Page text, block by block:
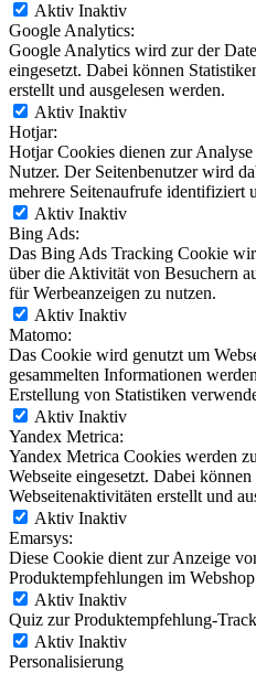
Aktiv Inaktiv
Google Analytics:
Google Analytics wird zur der
eingesetzt. Dabei können
erstellt und ausgelesen werden.
Aktiv Inaktiv
Hotjar:
Hotjar Cookies dienen zur
Nutzer. Der Seitenbenutzer wird
mehrere Seitenaufrufe identifiziert
Aktiv Inaktiv
Bing Ads:
Das Bing Ads Tracking Cookie
über die Aktivität von Besuchern
für Werbeanzeigen zu nutzen.
Aktiv Inaktiv
Matomo:
Das Cookie wird genutzt um
gesammelten Informationen
Erstellung von Statistiken
Aktiv Inaktiv
Yandex Metrica:
Yandex Metrica Cookies werden
Webseite eingesetzt. Dabei
Webseitenaktivitäten erstellt und
Aktiv Inaktiv
Emarsys:
Diese Cookie dient zur Anzeige
Produktempfehlungen im
Aktiv Inaktiv
Quiz zur Produktempfehlung-
Aktiv Inaktiv
Personalisierung